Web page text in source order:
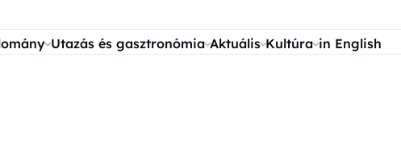
Utazás és gasztronómia Aktuális Kultúra in English